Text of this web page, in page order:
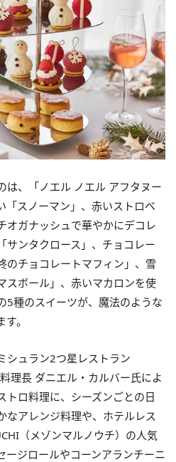
は、「ノエル ノエル アフタヌー
「スノーマン」、赤いストロベ
オガナッシュで華やかにデコレ
サンタクロース」、チョコレー
のチョコレートマフィン」、雪
スボール」、赤いマカロンを使
5種のスイーツが、魔法のような
。
シュラン2つ星レストラン
理長 ダニエル・カルバー氏によ
トロ料理に、シーズンごとの日
なアレンジ料理や、ホテルレス
（メゾンマルノウチ）の人気
ージロールやコーンアランチーニ